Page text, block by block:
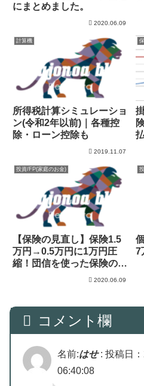
にまとめました。
2020.06.09
計算機
所得税計算シミュレーショ
ン(令和2年以前)｜各種控
除・ローン控除も
2019.11.07
投資/FP(家庭のお金)
【保険の見直し】保険1.5
万円→0.5万円に1万円圧
縮！団信を使った保険の見
2020.06.09
7
コメント欄
名前:はせ: 投稿日
06:40:08